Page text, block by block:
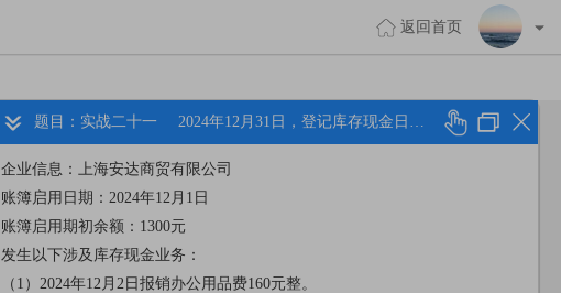
返回首页
题目：实战二十一 2024年12月31日，登记库存现金日记账
企业信息：上海安达商贸有限公司
账簿启用日期：2024年12月1日
账簿启用期初余额：1300元
发生以下涉及库存现金业务：
（1）2024年12月2日报销办公用品费160元整。